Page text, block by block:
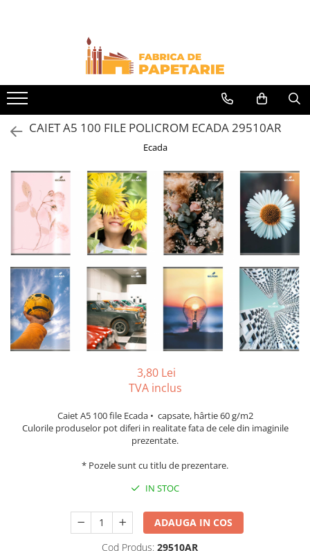
Toate Produsele
Hartie si articole din hartie
Hartie pentru copiator si cartoane
Hartie color pentru copiator
Papetarie personalizata
Notes adeziv si index adeziv
Bloc Notes-uri brosate
Bloc Notes-uri spiralizate
Etichete
Plicuri personalizate
Plicuri
Tipizate
Tipizate autocopiative
Tipizate autocopiative
Tipizate offset personalizate
Rezerva cub notes
Produse si rechizite scolare
CAIET A5 100 FILE POLICROM ECADA 29510AR
Ecada
3,80 Lei
TVA inclus
Caiet A5 100 file Ecada • capsate, hârtie 60 g/m2
Culorile produselor pot diferi in realitate fata de cele din imaginile
prezentate.
* Pozele sunt cu titlu de prezentare.
IN STOC
ADAUGA IN COS
Cod Produs: 29510AR